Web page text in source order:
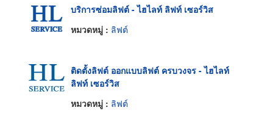
บริการซ่อมลิฟต์ - ไฮไลท์ ลิฟท์ เซอร์วิส
หมวดหมู่ : ลิฟต์
ติดตั้งลิฟต์ ออกแบบลิฟต์ ครบวงจร - ไฮไลท์
ลิฟท์ เซอร์วิส
หมวดหมู่ : ลิฟต์